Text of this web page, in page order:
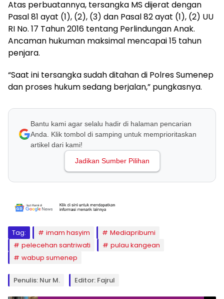
Atas perbuatannya, tersangka MS dijerat dengan
Pasal 81 ayat (1), (2), (3) dan Pasal 82 ayat (1), (2) UU
RI No. 17 Tahun 2016 tentang Perlindungan Anak.
Ancaman hukuman maksimal mencapai 15 tahun
penjara.
“Saat ini tersangka sudah ditahan di Polres Sumenep
dan proses hukum sedang berjalan,” pungkasnya.
Bantu kami agar selalu hadir di halaman pencarian
Anda. Klik tombol di samping untuk memprioritaskan
artikel dari kami!
Jadikan Sumber Pilihan
Tag: imam hasyim
Mediapribumi
pelecehan santriwati
pulau kangean
wabup sumenep
Penulis: Nur M. Editor: Fajrul